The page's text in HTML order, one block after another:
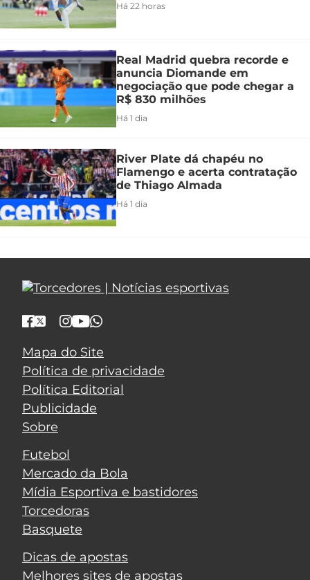
Há 22 horas
Real Madrid quebra recorde e
anuncia Diomande em
negociação que pode chegar a
R$ 830 milhões
Há 1 dia
River Plate dá chapéu no
Flamengo e acerta contratação
de Thiago Almada
Há 1 dia
Mapa do Site
Política de privacidade
Política Editorial
Publicidade
Sobre
Futebol
Mercado da Bola
Mídia Esportiva e bastidores
Torcedoras
Basquete
Dicas de apostas
Melhores sites de apostas